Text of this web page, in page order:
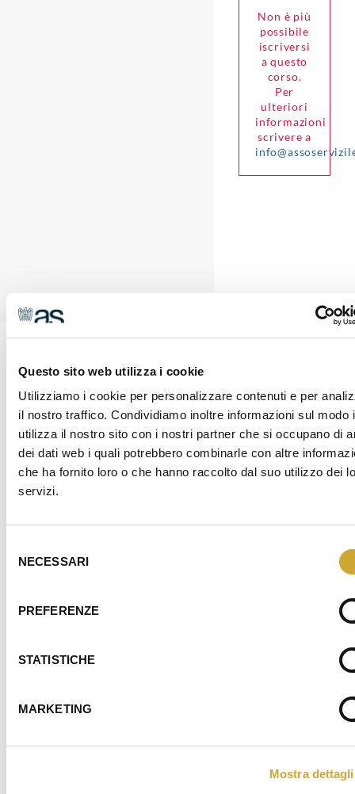
Questo sito web utilizza i cookie
Utilizziamo i cookie per personalizzare contenuti e per
il nostro traffico. Condividiamo inoltre informazioni sul modo
utilizza il nostro sito con i nostri partner che si occupano di
dei dati web i quali potrebbero combinarle con altre
che ha fornito loro o che hanno raccolto dal suo utilizzo dei
servizi.
delNECESSARI
PREFERENZE
STATISTICHE
MARKETING
Mostra dettagli
Non è più
possibile
iscriversi
a questo
corso.
Per
ulteriori
informazioni
scrivere a
I NOSTRI SERVIZI
Ti sosteniamo attraverso un’ampia offerta di
servizi di consulenza
Assoservizi Legnano accompagna le imprese nel rispetto
delle normative proponendo soluzioni efficaci con un
servizio di consulenza altamente qualificato.
L’attività è svolta dal nostro personale e da qualificati
Scopri i nostri servizi cliccando sulle aree qui a fianco.